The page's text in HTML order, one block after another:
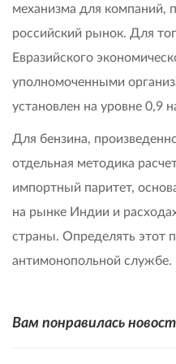
механизма для компаний,
российский рынок. Для
Евразийского
уполномоченными
установлен на уровне 0,9
Для бензина,
отдельная методика
импортный паритет,
на рынке Индии и
страны. Определять этот
антимонопольной службе.
Вам понравилась